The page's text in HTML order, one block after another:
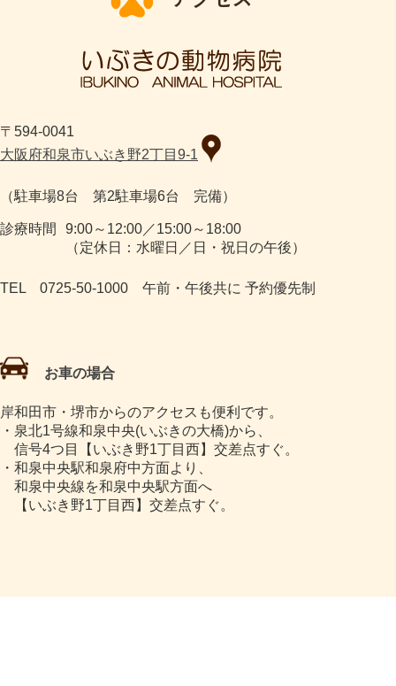
〒594-0041
大阪府和泉市いぶき野2丁目9-1
（駐車場8台 第2駐車場6台 完備）
診療時間
9:00～12:00／15:00～18:00
（定休日：水曜日／日・祝日の午後）
TEL 0725-50-1000 午前・午後共に 予約優先制
お車の場合
岸和田市・堺市からのアクセスも便利です。
・泉北1号線和泉中央(いぶきの大橋)から、
信号4つ目【いぶき野1丁目西】交差点すぐ。
・和泉中央駅和泉府中方面より、
和泉中央線を和泉中央駅方面へ
【いぶき野1丁目西】交差点すぐ。